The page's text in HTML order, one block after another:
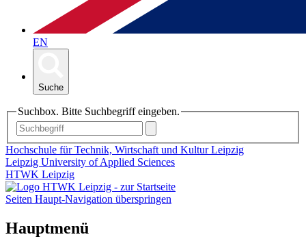
EN
Suche
Suchbox. Bitte Suchbegriff eingeben.
Hochschule für Technik, Wirtschaft und Kultur Leipzig
Leipzig University of Applied Sciences
HTWK Leipzig
Seiten Haupt-Navigation überspringen
Hauptmenü